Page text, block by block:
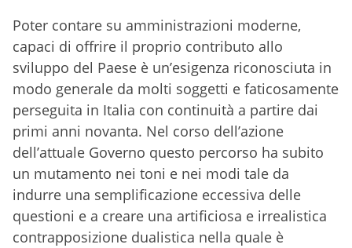
Poter contare su amministrazioni moderne,
capaci di offrire il proprio contributo allo
sviluppo del Paese è un’esigenza riconosciuta in
modo generale da molti soggetti e faticosamente
perseguita in Italia con continuità a partire dai
primi anni novanta. Nel corso dell’azione
dell’attuale Governo questo percorso ha subito
un mutamento nei toni e nei modi tale da
indurre una semplificazione eccessiva delle
questioni e a creare una artificiosa e irrealistica
contrapposizione dualistica nella quale è